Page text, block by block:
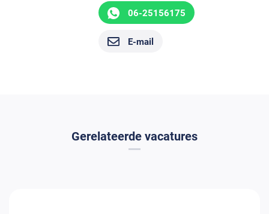
06-25156175
E-mail
Gerelateerde vacatures